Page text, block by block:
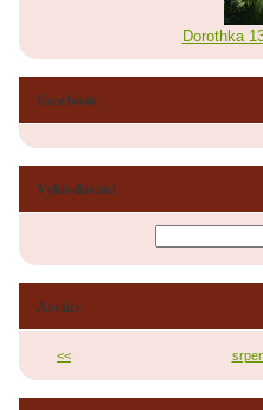
Dorothka
Facebook
Vyhledávání
Archiv
<<